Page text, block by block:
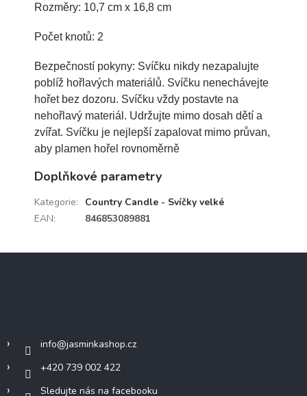
Rozměry: 10,7 cm x 16,8 cm
Počet knotů: 2
Bezpečností pokyny: Svíčku nikdy nezapalujte
poblíž hořlavých materiálů. Svíčku nenechávejte
hořet bez dozoru. Svíčku vždy postavte na
nehořlavý materiál. Udržujte mimo dosah dětí a
zvířat. Svíčku je nejlepší zapalovat mimo průvan,
aby plamen hořel rovnoměrně
Doplňkové parametry
Kategorie:
Country Candle - Svíčky velké
EAN: 846853089881
info@jasminkashop.cz
+420 739 002 422
Sledujte nás na facebooku